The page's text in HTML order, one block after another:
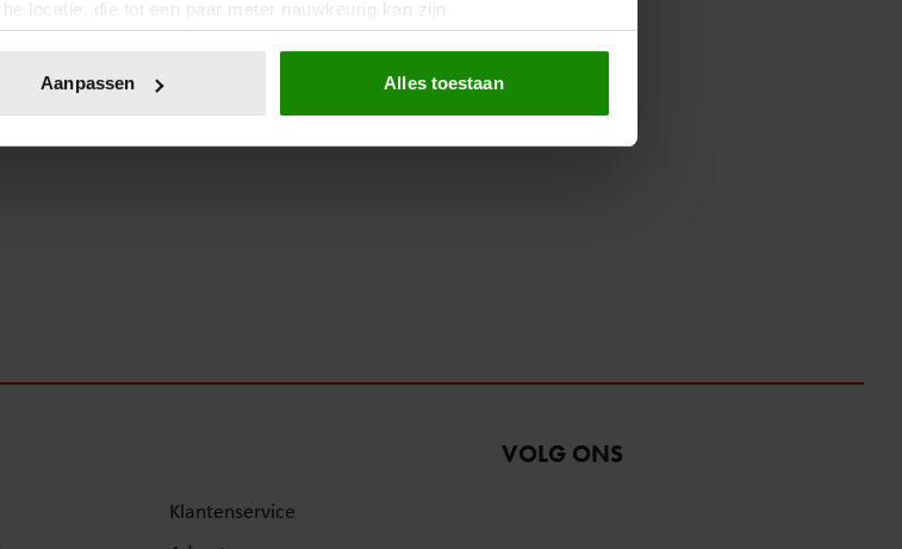
locatie, die tot een paar meter nauwkeurig kan zijn
scannen op specifieke eigenschappen (fingerprinting)
de Cookieverklaring.
personaliseren, om functies voor social media te bieden en om ons
Aanpassen Alles toestaan
Klantenservice
VOLG ONS